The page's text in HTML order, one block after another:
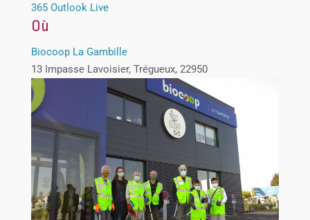
365 Outlook Live
Où
Biocoop La Gambille
13 Impasse Lavoisier, Trégueux, 22950